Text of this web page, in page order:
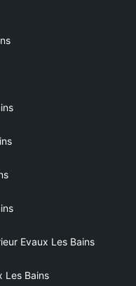
Evaux Les Bains
Les Bains